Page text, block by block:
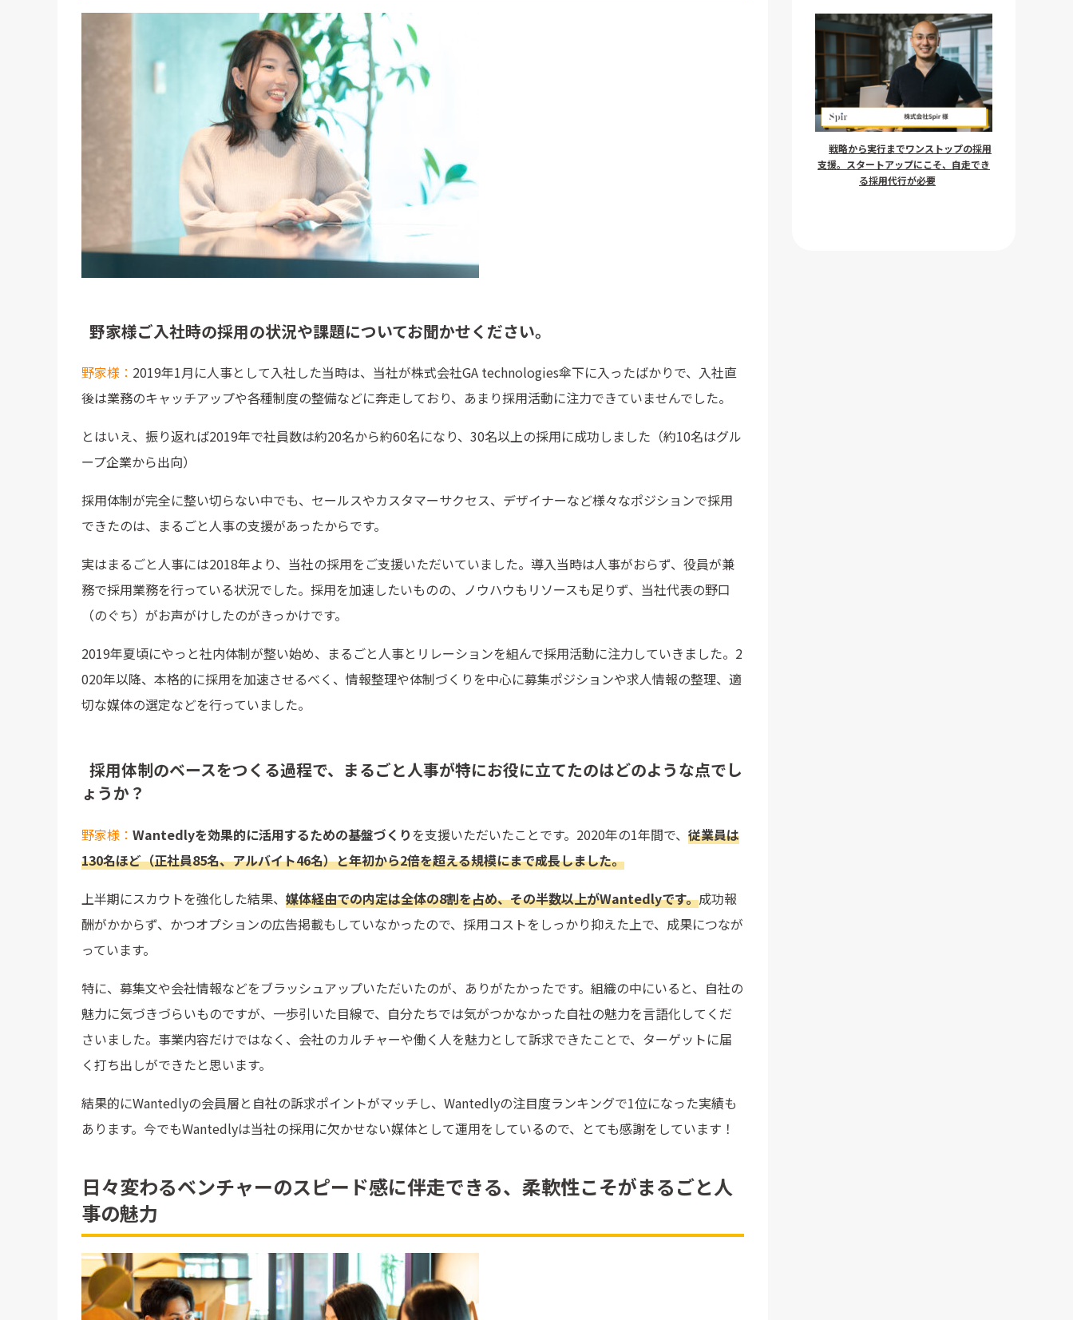
野家様ご入社時の採用の状況や課題についてお聞かせください。
野家様： 2019年1月に人事として入社した当時は、当社が株式会社GA technologies傘下に入ったばかりで、入社直
後は業務のキャッチアップや各種制度の整備などに奔走しており、あまり採用活動に注力できていませんでした。
とはいえ、振り返れば2019年で社員数は約20名から約60名になり、30名以上の採用に成功しました（約10名はグル
ープ企業から出向）
採用体制が完全に整い切らない中でも、セールスやカスタマーサクセス、デザイナーなど様々なポジションで採用
できたのは、まるごと人事の支援があったからです。
実はまるごと人事には2018年より、当社の採用をご支援いただいていました。導入当時は人事がおらず、役員が兼
務で採用業務を行っている状況でした。採用を加速したいものの、ノウハウもリソースも足りず、当社代表の野口
（のぐち）がお声がけしたのがきっかけです。
2019年夏頃にやっと社内体制が整い始め、まるごと人事とリレーションを組んで採用活動に注力していきました。2
020年以降、本格的に採用を加速させるべく、情報整理や体制づくりを中心に募集ポジションや求人情報の整理、適
切な媒体の選定などを行っていました。
採用体制のベースをつくる過程で、まるごと人事が特にお役に立てたのはどのような点でし
ょうか？
野家様： Wantedlyを効果的に活用するための基盤づくり を支援いただいたことです。2020年の1年間で、 従業員は
130名ほど（正社員85名、アルバイト46名）と年初から2倍を超える規模にまで成長しました。
上半期にスカウトを強化した結果、 媒体経由での内定は全体の8割を占め、その半数以上がWantedlyです。成功報
酬がかからず、かつオプションの広告掲載もしていなかったので、採用コストをしっかり抑えた上で、成果につなが
っています。
特に、募集文や会社情報などをブラッシュアップいただいたのが、ありがたかったです。組織の中にいると、自社の
魅力に気づきづらいものですが、一歩引いた目線で、自分たちでは気がつかなかった自社の魅力を言語化してくだ
さいました。事業内容だけではなく、会社のカルチャーや働く人を魅力として訴求できたことで、ターゲットに届
く打ち出しができたと思います。
結果的にWantedlyの会員層と自社の訴求ポイントがマッチし、Wantedlyの注目度ランキングで1位になった実績も
あります。今でもWantedlyは当社の採用に欠かせない媒体として運用をしているので、とても感謝をしています！
日々変わるベンチャーのスピード感に伴走できる、柔軟性こそがまるごと人
事の魅力
戦略から実行までワンストップの採用
支援。スタートアップにこそ、自走でき
る採用代行が必要